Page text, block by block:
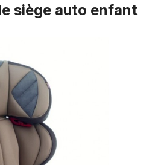
siège auto enfant